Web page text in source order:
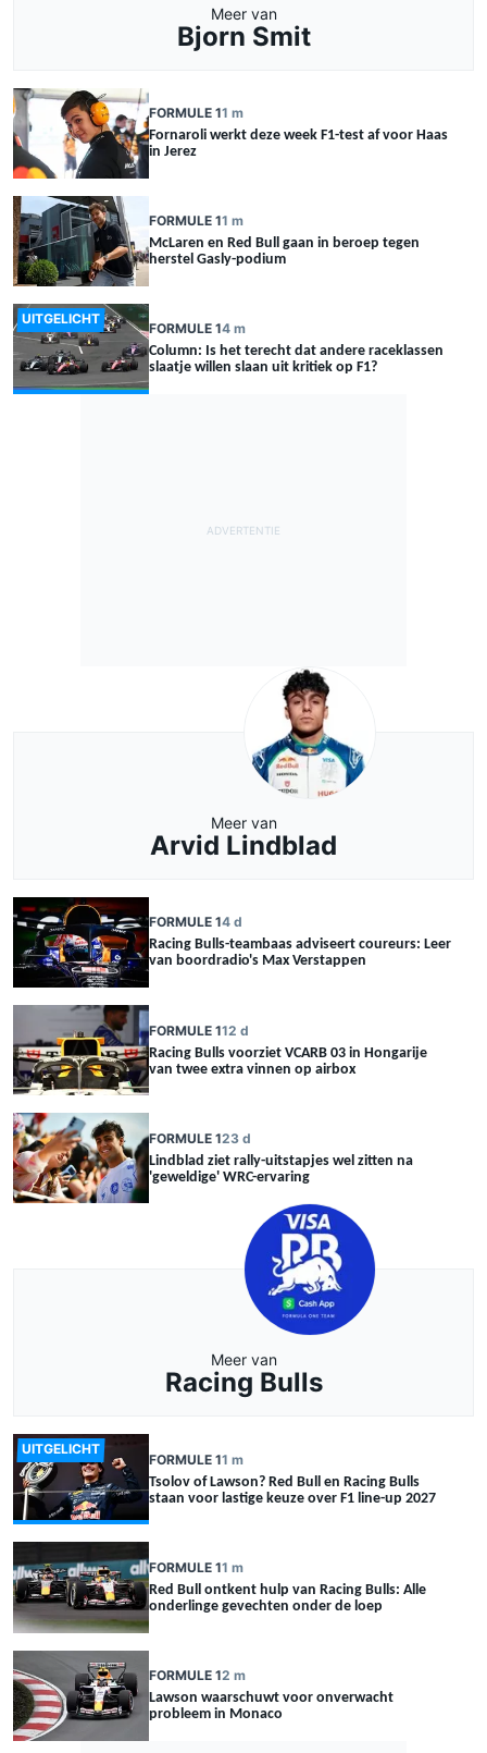
Meer van
Bjorn Smit
FORMULE 11 m
Fornaroli werkt deze week F1-test af voor Haas
in Jerez
FORMULE 11 m
McLaren en Red Bull gaan in beroep tegen
herstel Gasly-podium
UITGELICHT
FORMULE 14 m
Column: Is het terecht dat andere raceklassen
slaatje willen slaan uit kritiek op F1?
Meer van
Arvid Lindblad
FORMULE 14 d
Racing Bulls-teambaas adviseert coureurs: Leer
van boordradio's Max Verstappen
FORMULE 112 d
Racing Bulls voorziet VCARB 03 in Hongarije
van twee extra vinnen op airbox
FORMULE 123 d
Lindblad ziet rally-uitstapjes wel zitten na
'geweldige' WRC-ervaring
Meer van
Racing Bulls
UITGELICHT
FORMULE 11 m
Tsolov of Lawson? Red Bull en Racing Bulls
staan voor lastige keuze over F1 line-up 2027
FORMULE 11 m
Red Bull ontkent hulp van Racing Bulls: Alle
onderlinge gevechten onder de loep
FORMULE 12 m
Lawson waarschuwt voor onverwacht
probleem in Monaco